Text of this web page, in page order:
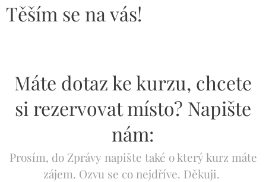
Těším se na vás!
Máte dotaz ke kurzu, chcete
si rezervovat místo? Napište
nám:
Prosím, do Zprávy napište také o který kurz máte
zájem. Ozvu se co nejdříve. Děkuji.